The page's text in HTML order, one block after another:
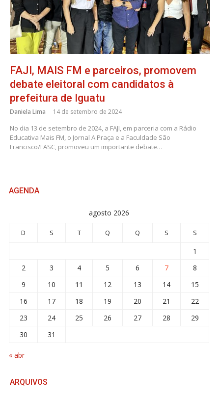
FAJI, MAIS FM e parceiros, promovem
debate eleitoral com candidatos à
prefeitura de Iguatu
Daniela Lima 14 de setembro de 2024
No dia 13 de setembro de 2024, a FAJI, em parceria com a Rádio
Educativa Mais FM, o Jornal A Praça e a Faculdade São
Francisco/FASC, promoveu um importante debate…
AGENDA
agosto 2026
D S T Q Q S S
1
2
3 4 5 6 7
8
9
10 11 12 13 14
15
16
17 18 19 20 21
22
23
24 25 26 27 28
29
30
31
« abr
ARQUIVOS